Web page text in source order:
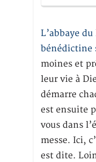
L’abbaye
bénédictine
moines et
leur vie à
démarre
est ensuite
vous dans
messe. Ici,
est dite.